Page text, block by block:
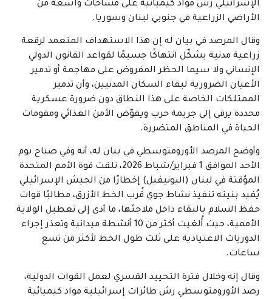
الإسرائيلي رش مواد كيميائية على مساحات واسعة من
الأراضي الزراعية في جنوبي لبنان وسوريا.
وقال المرصد في بيان له إن هذا الاستهداف المتعمد لرقعة
زراعية مدنية يشكّل انتهاكًا جسيمًا لقواعد القانون الدولي
الإنساني ولا سيما الحظر المفروض على مهاجمة أو تدمير
الأعيان الضرورية لبقاء السكان المدنيين، وأن تدمير
الممتلكات الخاصة على هذا النطاق دون ضرورة عسكرية
محددة يرقى إلى جريمة حرب ويقوّض الأمن الغذائي ومقومات
الحياة في المناطق المتضررة.
وأوضح المرصد الأورومتوسطي في بيان له، أنه وفي صباح يوم
الأحد الموافق 1 فبراير/شباط 2026، تلقت قوة الأمم المتحدة
المؤقتة في لبنان (اليونيفيل) إخطارًا من الجيش الإسرائيلي
يُفيد بنيته تنفيذ نشاط جوي قُرب الخط الأزرق، مطالبًا قوات
حفظ السلام بالبقاء داخل ملاجئها، ما أدى إلى تعطيل الولاية
الأممية، حيث أُلغيت أكثر من 10 أنشطة ميدانية وتعذر إجراء
الدوريات الاعتيادية على ثلث طول الخط لأكثر من تسع
ساعات.
وقال إنه وخلال فترة التحييد القسري لعمل القوات الدولية،
رصد الأورومتوسطي رش طائرات إسرائيلية مواد كيميائية